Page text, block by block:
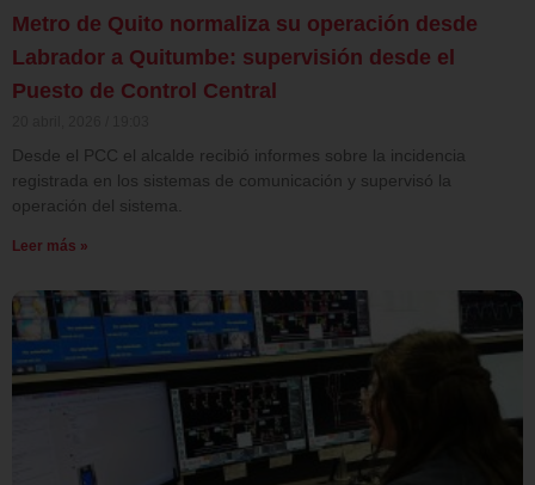
Metro de Quito normaliza su operación desde
Labrador a Quitumbe: supervisión desde el
Puesto de Control Central
Desde el PCC el alcalde recibió informes sobre la incidencia
registrada en los sistemas de comunicación y supervisó la
operación del sistema.
Leer más »